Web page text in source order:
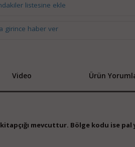
listesine ekle
girince haber ver
Video Ürün
mevcuttur. Bölge kodu ise pal